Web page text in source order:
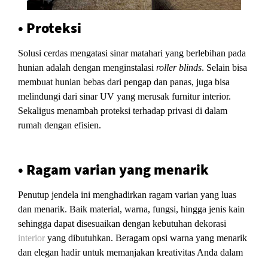
• Proteksi
Solusi cerdas mengatasi sinar matahari yang berlebihan pada
hunian adalah dengan menginstalasi roller blinds. Selain bisa
membuat hunian bebas dari pengap dan panas, juga bisa
melindungi dari sinar UV yang merusak furnitur interior.
Sekaligus menambah proteksi terhadap privasi di dalam
rumah dengan efisien.
• Ragam varian yang menarik
Penutup jendela ini menghadirkan ragam varian yang luas
dan menarik. Baik material, warna, fungsi, hingga jenis kain
sehingga dapat disesuaikan dengan kebutuhan dekorasi
interior yang dibutuhkan. Beragam opsi warna yang menarik
dan elegan hadir untuk memanjakan kreativitas Anda dalam